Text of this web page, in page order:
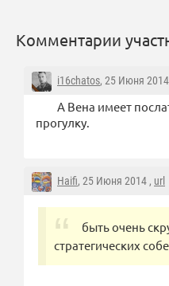
Комментарии
i16chatos, 25 Июня
А Вена имеет
прогулку.
Haifi, 25 Июня 2014 , url
быть очень
стратегических